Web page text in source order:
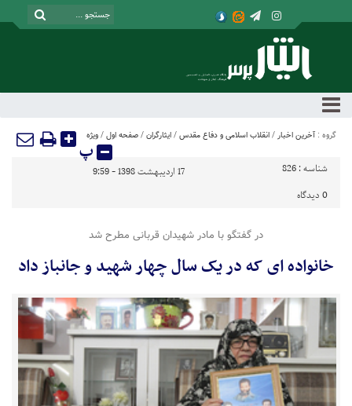
گروه : آخرین اخبار / انقلاب اسلامی و دفاع مقدس / ایثارگران / صفحه اول / ویژه
پ
شناسه : 826
17 اردیبهشت 1398 - 9:59
0 دیدگاه
در گفتگو با مادر شهیدان قربانی مطرح شد
خانواده ای که در یک سال چهار شهید و جانباز داد